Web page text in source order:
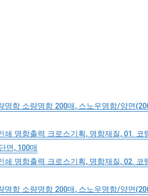
함 소량명함 200매, 스노우명함/양면
명함출력 크로스기획, 명함재질, 01. 코
면, 100매
명함출력 크로스기획, 명함재질, 02. 코
함 소량명함 200매, 스노우명함/양면